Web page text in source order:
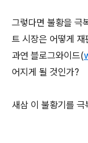
그렇다면 불황을 극
트 시장은 어떻게 재
과연 블로그와이드(
어지게 될 것인가?
새삼 이 불황기를